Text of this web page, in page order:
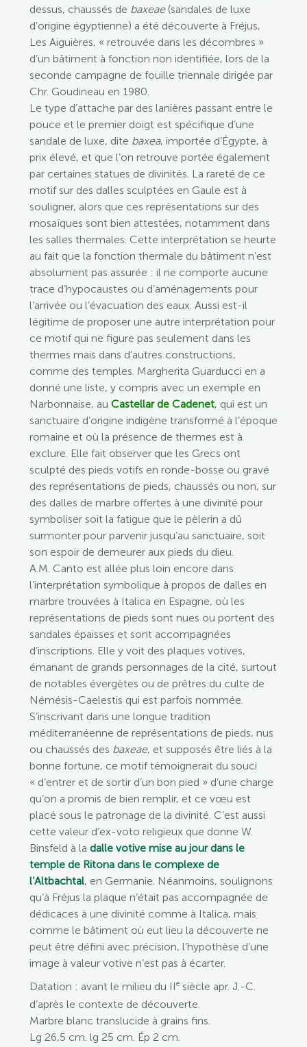
dessus, chaussés de baxeae(sandales de luxe
d’origine égyptienne) a été découverte à Fréjus,
Les Aiguières, « retrouvée dans les décombres »
d’un bâtiment à fonction non identifiée, lors de la
seconde campagne de fouille triennale dirigée par
Chr. Goudineau en 1980.
Le type d’attache par des lanières passant entre le
pouce et le premier doigt est spécifique d’une
sandale de luxe, dite baxea, importée d’Égypte, à
prix élevé, et que l’on retrouve portée également
par certaines statues de divinités. La rareté de ce
motif sur des dalles sculptées en Gaule est à
souligner, alors que ces représentations sur des
mosaïques sont bien attestées, notamment dans
les salles thermales. Cette interprétation se heurte
au fait que la fonction thermale du bâtiment n’est
absolument pas assurée : il ne comporte aucune
trace d’hypocaustes ou d’aménagements pour
l’arrivée ou l’évacuation des eaux. Aussi est-il
légitime de proposer une autre interprétation pour
ce motif qui ne figure pas seulement dans les
thermes mais dans d’autres constructions,
comme des temples. Margherita Guarducci en a
donné une liste, y compris avec un exemple en
Narbonnaise, au Castellar de Cadenet, qui est un
sanctuaire d’origine indigène transformé à l’époque
romaine et où la présence de thermes est à
exclure. Elle fait observer que les Grecs ont
sculpté des pieds votifs en ronde-bosse ou gravé
des représentations de pieds, chaussés ou non, sur
des dalles de marbre offertes à une divinité pour
symboliser soit la fatigue que le pèlerin a dû
surmonter pour parvenir jusqu’au sanctuaire, soit
son espoir de demeurer aux pieds du dieu.
A.M. Canto est allée plus loin encore dans
l’interprétation symbolique à propos de dalles en
marbre trouvées à Italica en Espagne, où les
représentations de pieds sont nues ou portent des
sandales épaisses et sont accompagnées
d’inscriptions. Elle y voit des plaques votives,
émanant de grands personnages de la cité, surtout
de notables évergètes ou de prêtres du culte de
Némésis-Caelestis qui est parfois nommée.
S’inscrivant dans une longue tradition
méditerranéenne de représentations de pieds, nus
ou chaussés des baxeae, et supposés être liés à la
bonne fortune, ce motif témoignerait du souci
« d’entrer et de sortir d’un bon pied » d’une charge
qu’on a promis de bien remplir, et ce vœu est
placé sous le patronage de la divinité. C’est aussi
cette valeur d’ex-voto religieux que donne W.
Binsfeld à la dalle votive mise au jour dans le
temple de Ritona dans le complexe de
l’Altbachtal, en Germanie. Néanmoins, soulignons
qu’à Fréjus la plaque n’était pas accompagnée de
dédicaces à une divinité comme à Italica, mais
comme le bâtiment où eut lieu la découverte ne
peut être défini avec précision, l’hypothèse d’une
image à valeur votive n’est pas à écarter.
Datation : avant le milieu du IIesiècle apr. J.-C.
d’après le contexte de découverte.
Marbre blanc translucide à grains fins.
Lg 26,5 cm. lg 25 cm. Ép 2 cm.